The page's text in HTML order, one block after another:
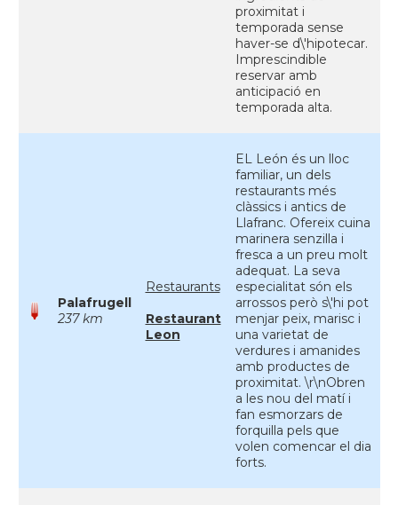
proximitat i
temporada sense
haver-se d\'hipotecar.
Imprescindible
reservar amb
anticipació en
temporada alta.
Palafrugell
237 km
Restaurants
Restaurant
Leon
EL León és un lloc
familiar, un dels
restaurants més
clàssics i antics de
Llafranc. Ofereix cuina
marinera senzilla i
fresca a un preu molt
adequat. La seva
especialitat són els
arrossos però s\'hi pot
menjar peix, marisc i
una varietat de
verdures i amanides
amb productes de
proximitat. \r\nObren
a les nou del matí i
fan esmorzars de
forquilla pels que
volen comencar el dia
forts.